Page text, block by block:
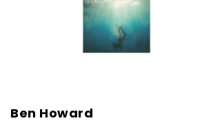
Ben Howard